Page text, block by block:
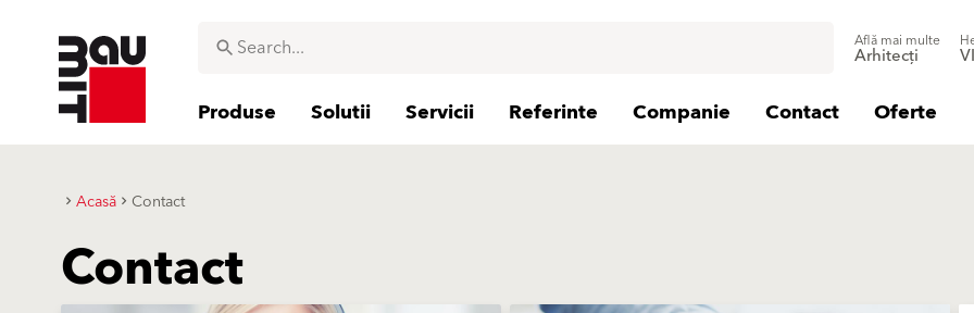
Află mai multe
Arhitecți
Produse Solutii Servicii Referinte Companie Contact Oferte
Acasă Contact
Contact